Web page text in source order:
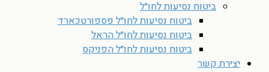
ביטוח נסיעות לחו״ל
ביטוח נסיעות לחו״ל פספורטכארד
ביטוח נסיעות לחו״ל הראל
ביטוח נסיעות לחו״ל הפניקס
יצירת קשר